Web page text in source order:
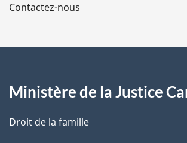
a
e
Contactez-nous
Ministère de la Justice
Droit de la famille